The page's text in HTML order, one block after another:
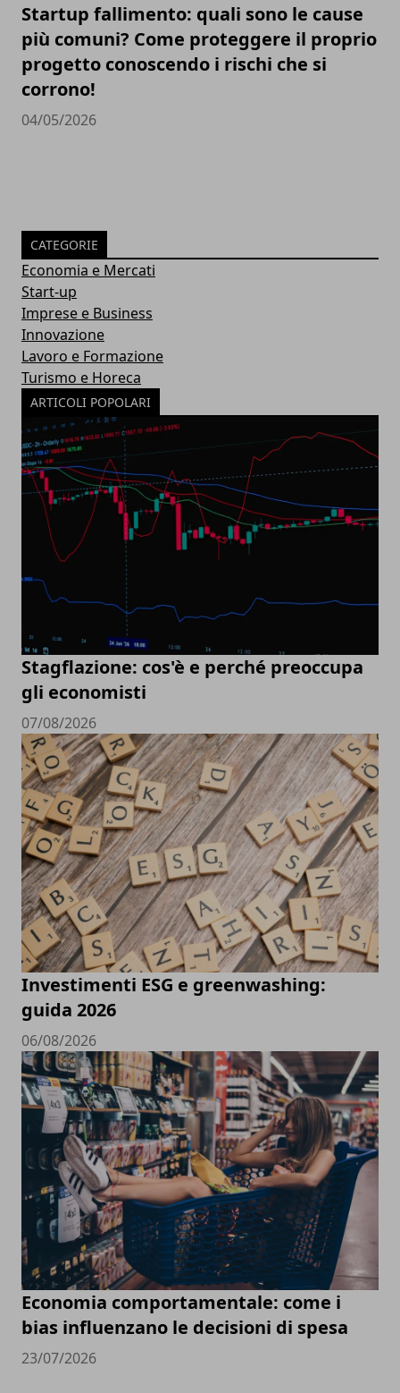
Startup fallimento: quali sono le cause
più comuni? Come proteggere il proprio
progetto conoscendo i rischi che si
corrono!
04/05/2026
CATEGORIE
Economia e Mercati
Start-up
Imprese e Business
Innovazione
Lavoro e Formazione
Turismo e Horeca
ARTICOLI POPOLARI
Stagflazione: cos'è e perché preoccupa
gli economisti
07/08/2026
Investimenti ESG e greenwashing:
guida 2026
06/08/2026
Economia comportamentale: come i
bias influenzano le decisioni di spesa
23/07/2026